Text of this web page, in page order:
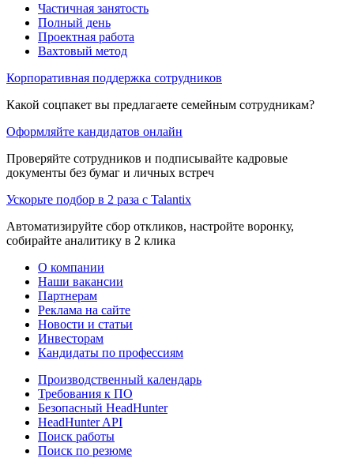
Частичная занятость
Полный день
Проектная работа
Вахтовый метод
Корпоративная поддержка сотрудников
Какой соцпакет вы предлагаете семейным сотрудникам?
Оформляйте кандидатов онлайн
Проверяйте сотрудников и подписывайте кадровые
документы без бумаг и личных встреч
Ускорьте подбор в 2 раза с Talantix
Автоматизируйте сбор откликов, настройте воронку,
собирайте аналитику в 2 клика
О компании
Наши вакансии
Партнерам
Реклама на сайте
Новости и статьи
Инвесторам
Кандидаты по профессиям
Производственный календарь
Требования к ПО
Безопасный HeadHunter
HeadHunter API
Поиск работы
Поиск по резюме